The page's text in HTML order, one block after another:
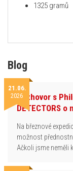
1325 gramů
Blog
21.06.
2026Rozhovor s
DETECTORS
Na březnové
možnost
Ačkoli jsme neměli